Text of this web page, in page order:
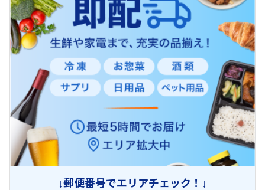
↓郵便番号でエリアチェック！↓